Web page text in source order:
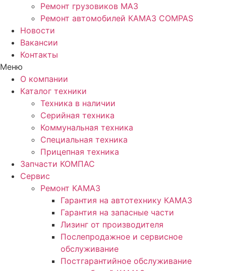
Ремонт грузовиков МАЗ
Ремонт автомобилей КАМАЗ COMPAS
Новости
Вакансии
Контакты
Меню
О компании
Каталог техники
Техника в наличии
Серийная техника
Коммунальная техника
Специальная техника
Прицепная техника
Запчасти КОМПАС
Сервис
Ремонт КАМАЗ
Гарантия на автотехнику КАМАЗ
Гарантия на запасные части
Лизинг от производителя
Послепродажное и сервисное
обслуживание
Постгарантийное обслуживание